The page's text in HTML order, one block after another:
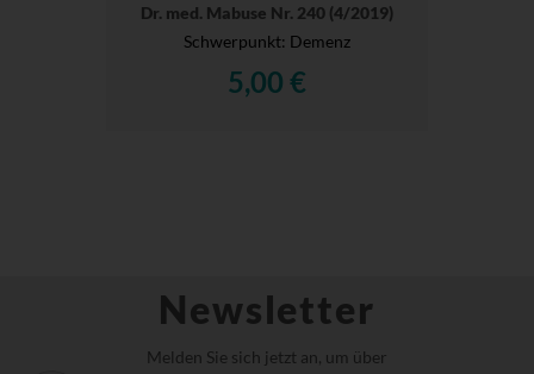
Dr. med. Mabuse Nr. 240 (4/2019)
Schwerpunkt: Demenz
5,00 €
Newsletter
Melden Sie sich jetzt an, um über